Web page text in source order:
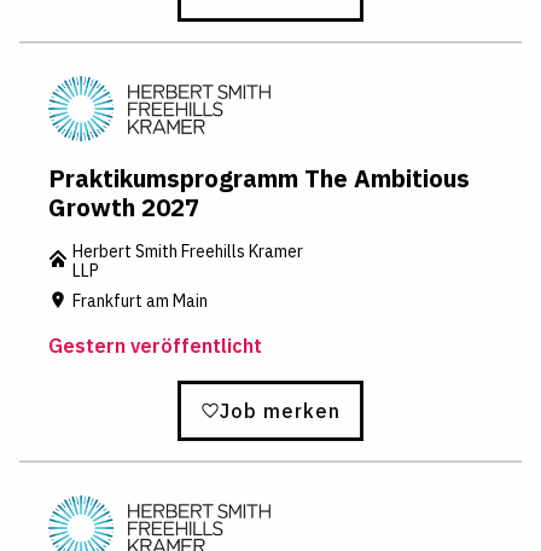
Praktikumsprogramm The Ambitious
Growth 2027
Herbert Smith Freehills Kramer
LLP
Frankfurt am Main
Gestern veröffentlicht
Job merken